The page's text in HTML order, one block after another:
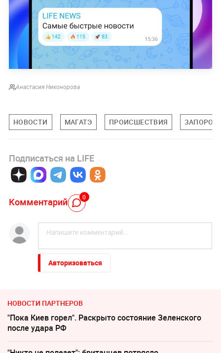
Анастасия Никонорова
НОВОСТИ МАГАТЭ ПРОИСШЕСТВИЯ
Подписаться на LIFE
Комментарий 0
Авторизоваться
НОВОСТИ ПАРТНЕРОВ
"Пока Киев горел". Раскрыто состояние Зеленского
после удара РФ